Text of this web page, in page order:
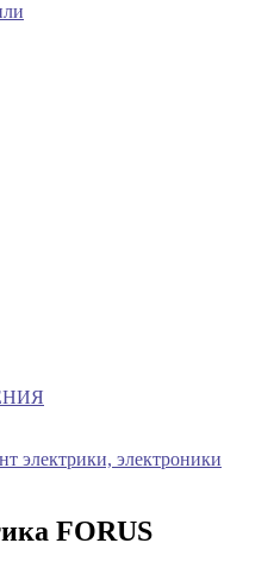
электрики, электроники
FORUS